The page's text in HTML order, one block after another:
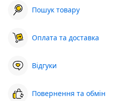
Пошук товару
Оплата та доставка
Відгуки
Повернення та обмін